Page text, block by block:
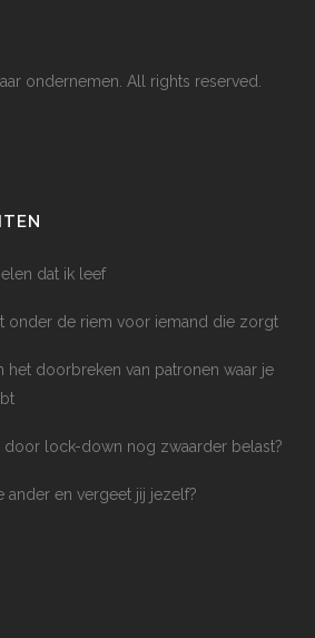
ondernemen. All rights reserved.
dat ik leef
onder de riem voor iemand die zorgt
het doorbreken van patronen waar je
door lock-down nog zwaarder belast?
en vergeet jij jezelf?